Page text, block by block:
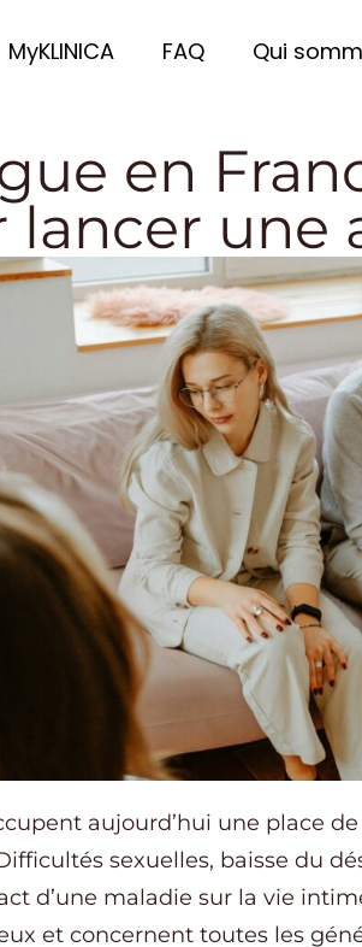
MyKLINICA FAQ Qui
en
lancer une
aujourd’hui une place
sexuelles, baisse du
d’une maladie sur la vie
et concernent toutes les